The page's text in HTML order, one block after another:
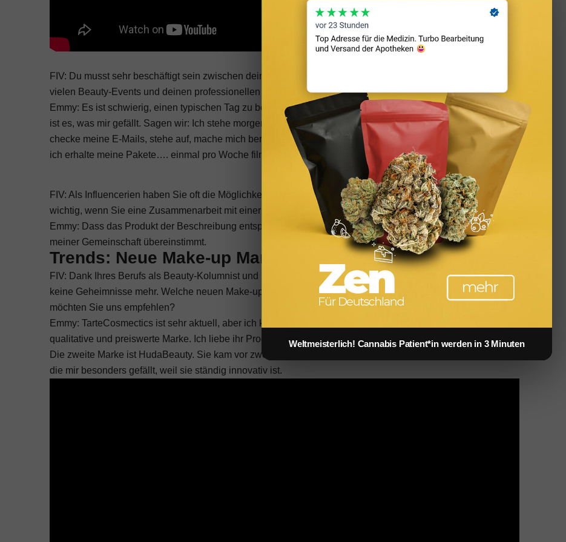
FIV: Du musst sehr beschäftigt sein zwischen deinem YouTube-Kanal, deinem Instagram-Konto, deinen
vielen Beauty-Events und deinen professionellen Projekten. Wie sieht einer deiner Tage aus?
Emmy: Es ist schwierig, einen typischen Tag zu beschreiben, weil es keinen gibt. Jeder Tag ist neu und das
ist es, was mir gefällt. Sagen wir: Ich stehe morgens auf, schaue mir meine Insta (mein Lieblingsnetzwerk) an,
checke meine E-Mails, stehe auf, mache mich bereit und beantworte dann die E-Mails. Ich mache Telefonate,
ich erhalte meine Pakete…. einmal pro Woche filme ich.
FIV: Als Influencerien haben Sie oft die Möglichkeit, mit Unternehmen zusammenzuarbeiten. Was ist für Sie
wichtig, wenn Sie eine Zusammenarbeit mit einer Marke vereinbaren?
Emmy: Dass das Produkt der Beschreibung entspricht und vor allem, dass es mit meinen Werten und denen
meiner Gemeinschaft übereinstimmt.
Trends: Neue Make-up Marken in Paris
FIV: Dank Ihres Berufs als Beauty-Kolumnist und professioneller Visagist haben Kosmetikmarken für Sie
keine Geheimnisse mehr. Welche neuen Make-up- und Beautymarken gibt es in Paris „im Trend“ und welche
möchten Sie uns empfehlen?
Emmy: TarteCosmectics ist sehr aktuell, aber ich kenne diese Marke schon lange. Es ist eine innovative,
qualitative und preiswerte Marke. Ich liebe ihr Produkt, das ein beeindruckendes Aussehen und Gefühl hat.
Die zweite Marke ist HudaBeauty. Sie kam vor zwei oder drei Jahren nach Frankreich und es ist eine Marke,
die mir besonders gefällt, weil sie ständig innovativ ist.
Weltmeisterlich! Cannabis Patient*in werden in 3 Minuten